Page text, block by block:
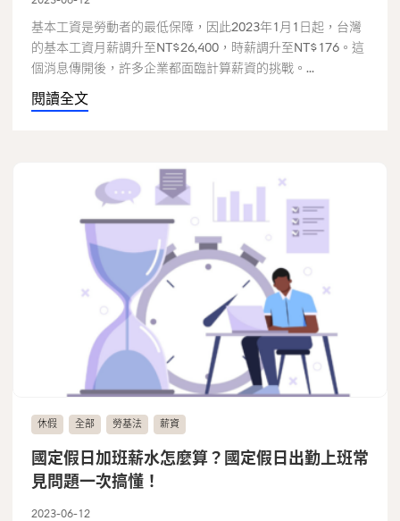
基本工資是勞動者的最低保障，因此2023年1月1日起，台灣
的基本工資月薪調升至NT$26,400，時薪調升至NT$176。這
個消息傳開後，許多企業都面臨計算薪資的挑戰。...
閱讀全文
休假 全部 勞基法 薪資
國定假日加班薪水怎麼算？國定假日出勤上班常
見問題一次搞懂！
2023-06-12